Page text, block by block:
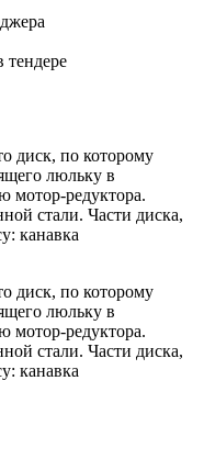
тендере
диск, по которому
люльку в
мотор-редуктора.
стали. Части диска,
канавка
диск, по которому
люльку в
мотор-редуктора.
стали. Части диска,
канавка